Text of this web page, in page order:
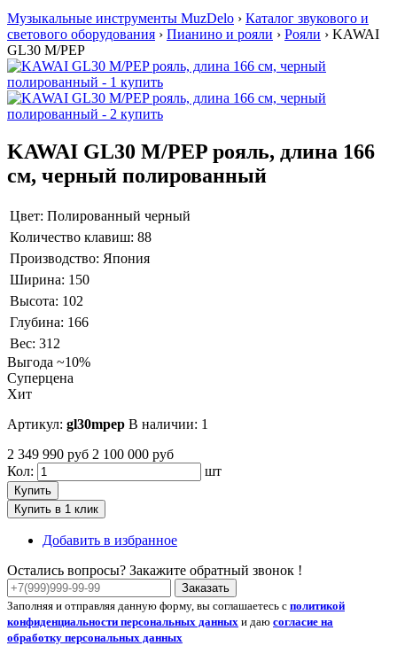
Музыкальные инструменты MuzDelo › Каталог звукового и
светового оборудования › Пианино и рояли › Рояли › KAWAI
GL30 M/PEP
KAWAI GL30 M/PEP рояль, длина 166
см, черный полированный
Цвет: Полированный черный
Количество клавиш: 88
Производство: Япония
Ширина: 150
Высота: 102
Глубина: 166
Вес: 312
Выгода ~10%
Суперцена
Хит
Артикул: gl30mpep В наличии: 1
2 349 990 руб 2 100 000 руб
Кол:
шт
Купить
Купить в 1 клик
Добавить в избранное
Остались вопросы? Закажите обратный звонок !
Заказать
Заполняя и отправляя данную форму, вы соглашаетесь с политикой
конфиденциальности персональных данных и даю согласие на
обработку персональных данных